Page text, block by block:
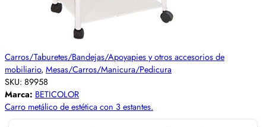
Carros/Taburetes/Bandejas/Apoyapies y otros accesorios de
mobiliario, Mesas/Carros/Manicura/Pedicura
SKU: 89958
Marca: BETICOLOR
Carro metálico de estética con 3 estantes.